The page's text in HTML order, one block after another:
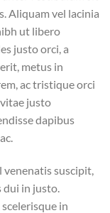
Aliquam vel lacinia
ut libero
justo orci, a
metus in
ac tristique orci
justo
dapibus
venenatis suscipit,
dui in justo.
in